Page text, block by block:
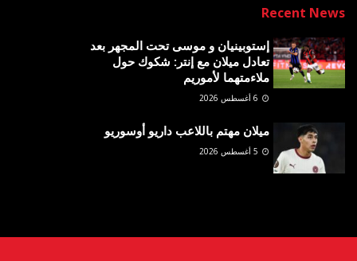
Recent News
إستوبينيان و موسى تحت المجهر بعد
تعادل ميلان مع إنتر: شكوك حول
ملاءمتهما لأموريم
ميلان مهتم باللاعب داريو أوسوريو